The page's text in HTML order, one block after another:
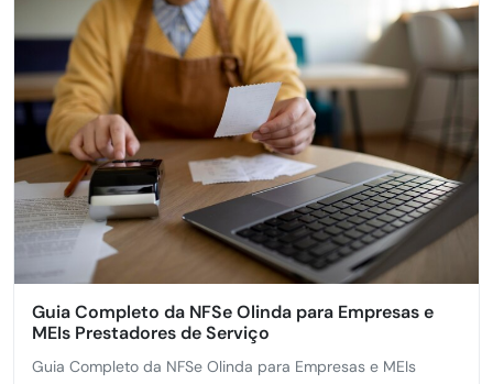
Guia Completo da NFSe Olinda para Empresas e
MEIs Prestadores de Serviço
Guia Completo da NFSe Olinda para Empresas e MEIs